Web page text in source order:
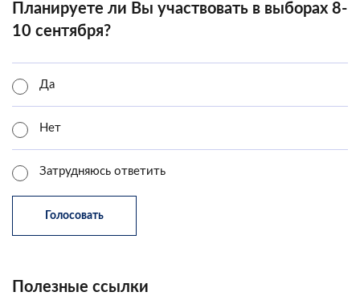
Планируете ли Вы участвовать в выборах 8-
10 сентября?
Да
Нет
Затрудняюсь ответить
Полезные ссылки